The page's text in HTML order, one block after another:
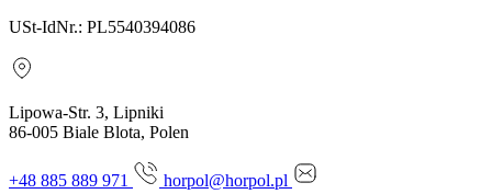
USt-IdNr.: PL5540394086
Lipowa-Str. 3, Lipniki
86-005 Biale Blota, Polen
+48 885 889 971 horpol@horpol.pl